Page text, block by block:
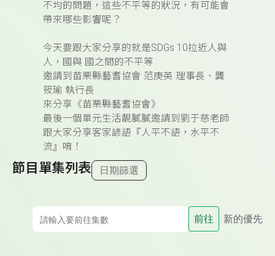
不均的問題，這些不平等的狀況，有可能會
帶來哪些影響呢？
今天要跟大家分享的就是SDGs 10拉近人與
人，國與 國之間的不平等
邀請到苗栗縣藝耆協會 范庚英 理事長、龔
筱瑜 執行長
來分享《苗栗縣藝耆協會》
最後一個單元生活靚膩膩邀請到劉于慈老師
跟大家分享客家諺語『人平不語，水平不
流』唷！
節目單集列表 日期篩選
前往 新的優先